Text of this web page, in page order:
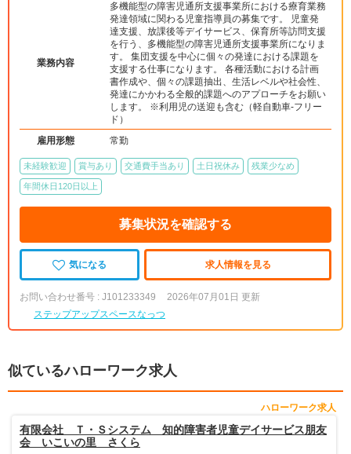
業務内容
多機能型の障害児通所支援事業所における療育業務
発達領域に関わる児童指導員の募集です。 児童発
達支援、放課後等デイサービス、保育所等訪問支援
を行う、多機能型の障害児通所支援事業所になりま
す。 集団支援を中心に個々の発達における課題を
支援する仕事になります。 各種活動における計画
書作成や、個々の課題抽出、生活レベルや社会性、
発達にかかわる全般的課題へのアプローチをお願い
します。 ※利用児の送迎も含む（軽自動車-フリー
ド）
雇用形態
常勤
未経験歓迎 賞与あり 交通費手当あり 土日祝休み 残業少なめ
年間休日120日以上
募集状況を確認する
気になる 求人情報を見る
お問い合わせ番号 : J101233349
2026年07月01日 更新
ステップアップスペースなっつ
似ているハローワーク求人
ハローワーク求人
有限会社 Ｔ・Ｓシステム 知的障害者児童デイサービス朋友
会 いこいの里 さくら